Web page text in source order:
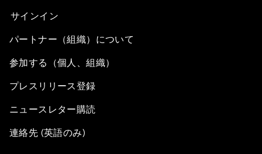
サインイン
パートナー（組織）について
参加する（個人、組織）
プレスリリース登録
ニュースレター購読
連絡先 (英語のみ)